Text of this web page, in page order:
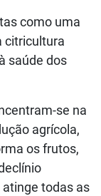
como uma
citricultura
saúde dos
se na
agrícola,
os frutos,
todas as